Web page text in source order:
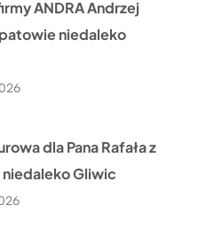
ANDRA Andrzej
niedaleko
dla Pana Rafała z
Gliwic